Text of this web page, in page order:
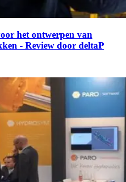
het ontwerpen van
- Review door deltaP